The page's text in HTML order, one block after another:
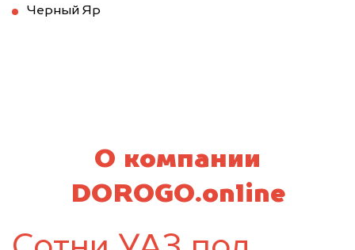
Черный Яр
О компании
DOROGO.online